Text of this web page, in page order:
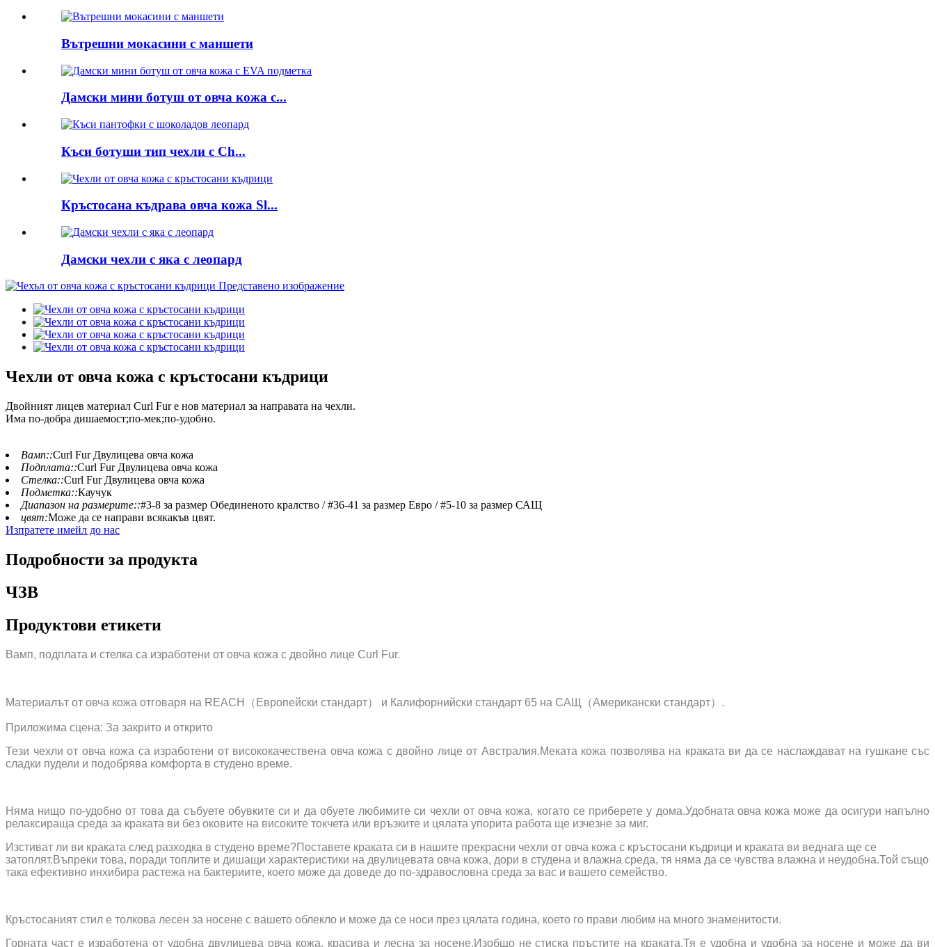
Вътрешни мокасини с маншети
Дамски мини ботуш от овча кожа с...
Къси ботуши тип чехли с Ch...
Кръстосана къдрава овча кожа Sl...
Дамски чехли с яка с леопард
Чехли от овча кожа с кръстосани къдрици
Двойният лицев материал Curl Fur е нов материал за направата на чехли.
Има по-добра дишаемост;по-мек;по-удобно.
Вамп::Curl Fur Двулицева овча кожа
Подплата::Curl Fur Двулицева овча кожа
Стелка::Curl Fur Двулицева овча кожа
Подметка::Каучук
Диапазон на размерите::#3-8 за размер Обединеното кралство / #36-41 за размер Евро / #5-10 за размер САЩ
цвят:Може да се направи всякакъв цвят.
Изпратете имейл до нас
Подробности за продукта
ЧЗВ
Продуктови етикети
Вамп, подплата и стелка са изработени от овча кожа с двойно лице Curl Fur.
Материалът от овча кожа отговаря на REACH（Европейски стандарт） и Калифорнийски стандарт 65 на САЩ（Американски стандарт）.
Приложима сцена: За закрито и открито
Тези чехли от овча кожа са изработени от висококачествена овча кожа с двойно лице от Австралия.Меката кожа позволява на краката ви да се наслаждават на гушкане със
сладки пудели и подобрява комфорта в студено време.
Няма нищо по-удобно от това да събуете обувките си и да обуете любимите си чехли от овча кожа, когато се приберете у дома.Удобната овча кожа може да осигури напълно
релаксираща среда за краката ви без оковите на високите токчета или връзките и цялата упорита работа ще изчезне за миг.
Изстиват ли ви краката след разходка в студено време?Поставете краката си в нашите прекрасни чехли от овча кожа с кръстосани къдрици и краката ви веднага ще се
затоплят.Въпреки това, поради топлите и дишащи характеристики на двулицевата овча кожа, дори в студена и влажна среда, тя няма да се чувства влажна и неудобна.Той също
така ефективно инхибира растежа на бактериите, което може да доведе до по-здравословна среда за вас и вашето семейство.
Кръстосаният стил е толкова лесен за носене с вашето облекло и може да се носи през цялата година, което го прави любим на много знаменитости.
Горната част е изработена от удобна двулицева овча кожа, красива и лесна за носене.Изобщо не стиска пръстите на краката.Тя е удобна и удобна за носене и може да ви